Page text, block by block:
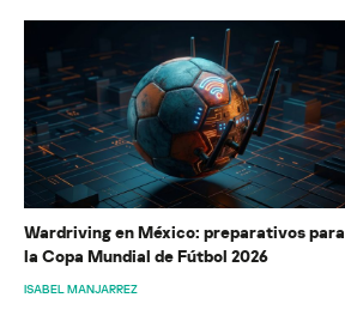
Wardriving en México: preparativos para
la Copa Mundial de Fútbol 2026
ISABEL MANJARREZ